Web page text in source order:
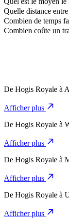
La façon la plus
Quelle distance
De Vast Luxury
Combien de temps
Il faut environ 8 min
Combien coûte un
De Hogis Royale à
Afficher plus
De Hogis Royale à
Afficher plus
De Hogis Royale à
Afficher plus
De Hogis Royale à
Afficher plus